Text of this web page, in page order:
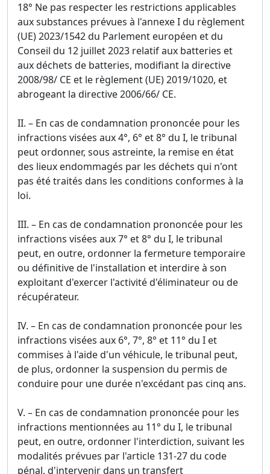
18° Ne pas respecter les restrictions applicables
aux substances prévues à l'annexe I du règlement
(UE) 2023/1542 du Parlement européen et du
Conseil du 12 juillet 2023 relatif aux batteries et
aux déchets de batteries, modifiant la directive
2008/98/ CE et le règlement (UE) 2019/1020, et
abrogeant la directive 2006/66/ CE.
II. – En cas de condamnation prononcée pour les
infractions visées aux 4°, 6° et 8° du I, le tribunal
peut ordonner, sous astreinte, la remise en état
des lieux endommagés par les déchets qui n'ont
pas été traités dans les conditions conformes à la
loi.
III. – En cas de condamnation prononcée pour les
infractions visées aux 7° et 8° du I, le tribunal
peut, en outre, ordonner la fermeture temporaire
ou définitive de l'installation et interdire à son
exploitant d'exercer l'activité d'éliminateur ou de
récupérateur.
IV. – En cas de condamnation prononcée pour les
infractions visées aux 6°, 7°, 8° et 11° du I et
commises à l'aide d'un véhicule, le tribunal peut,
de plus, ordonner la suspension du permis de
conduire pour une durée n'excédant pas cinq ans.
V. – En cas de condamnation prononcée pour les
infractions mentionnées au 11° du I, le tribunal
peut, en outre, ordonner l'interdiction, suivant les
modalités prévues par l'article 131-27 du code
pénal, d'intervenir dans un transfert